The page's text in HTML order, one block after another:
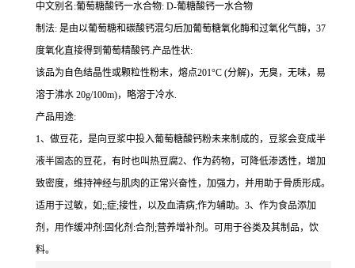
中文别名:葡萄糖酸钙一水合物: D-葡糖酸钙一水合物
制法: 是由以葡萄糖和碳酸钙混匀后加葡萄糖氧化酶和过氧化气酶，37
度氧化直接得到葡萄精酸钙.产品性状:
该品为自色结晶性或颗粒性粉末，熔点201°C (分解)，无臭，无味，易
溶于沸水 20g/100m)，略溶于冷水.
产品用途:
1、做豆花，是向豆浆中投入葡萄糖酸钙粉未来制成的，豆浆会变成半
液半固态的豆花，有时也叫热豆腐2、作为药物，可降低渗透性，增加
致密度，维持神经与肌肉的正常兴奋性，加强力，并用助于骨质形成。
适用于过敏，如;;症;接性，以及血清病;作为辅助。3、作为食品添加
剂，用作缓冲剂:固化剂:合剂;营养增补剂。可用于谷类及其制品，饮
料。